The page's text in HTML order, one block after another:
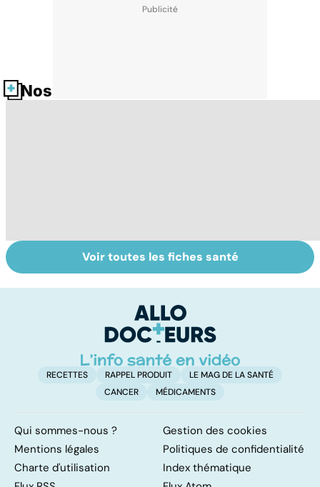
Nos fiches santé
Suicide : prévenir
le passage à
Comment tenir
ses bonnes
Voir toutes les fiches santé
RECETTES RAPPEL PRODUIT
LE MAG DE LA SANTÉ
CANCER
MÉDICAMENTS
Qui sommes-nous ?
Gestion des cookies
Mentions légales
Politiques de confidentialité
Charte d'utilisation
Index thématique